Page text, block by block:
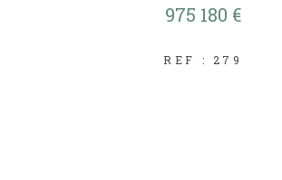
975 180 €
REF : 279